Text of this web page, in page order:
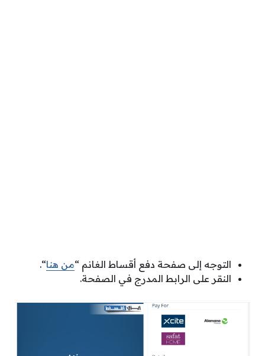
التوجه إلى صفحة دفع أقساط الغانم “من هنا“.
النقر على الرابط المدرج في الصفحة.